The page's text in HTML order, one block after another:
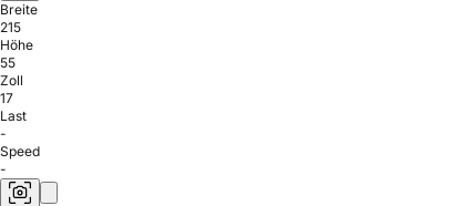
Breite
215
Höhe
55
Zoll
17
Last
-
Speed
-